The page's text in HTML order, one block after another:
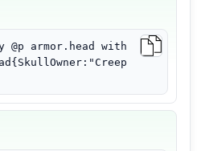
armor.head with